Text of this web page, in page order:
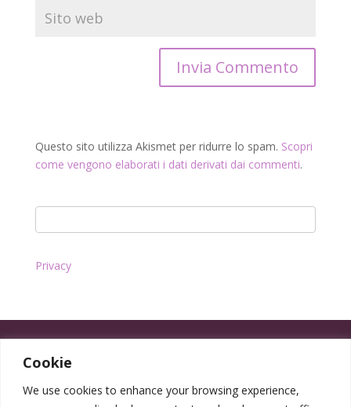
Cookie
We use cookies to enhance your browsing experience,
Questo sito utilizza Akismet per ridurre lo spam. Scopri
come vengono elaborati i dati derivati dai commenti.
Privacy